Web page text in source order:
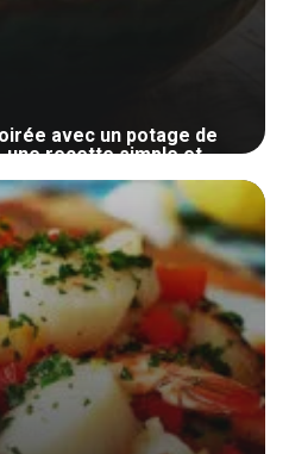
avec un potage de
recette simple et